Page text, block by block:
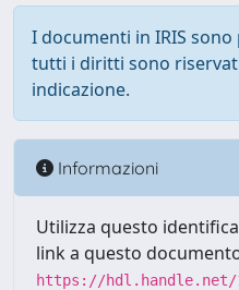
I documenti in IRIS
tutti i diritti sono
indicazione.
Informazioni
Utilizza questo
link a questo
https://hdl.handle.net/